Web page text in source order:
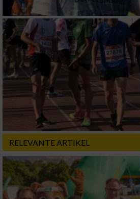
RELEVANTE ARTIKEL
Verwendung von Profilen zur
personalisierter Inhalte
Messung der Werbeleistung
Messung der Performance von
Analyse von Zielgruppen durch
oder Kombinationen von Daten aus
verschiedenen Quellen
Entwicklung und Verbesserung der
Verwendung reduzierter Daten zur
von Inhalten